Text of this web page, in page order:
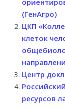
(ГенАгро)
ЦКП
клеток
Центр
ресурсов